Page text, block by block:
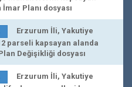
Planı dosyası
Erzurum İli, Yakutiye
parseli kapsayan alanda
Değişikliği dosyası
Erzurum İli, Yakutiye